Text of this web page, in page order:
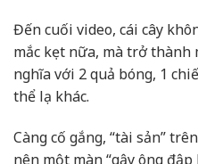
Đến cuối video, cái cây
mắc kẹt nữa, mà trở thành
nghĩa với 2 quả bóng, 1
thể lạ khác.
Càng cố gắng, “tài sản”
nên một màn “gậy ông